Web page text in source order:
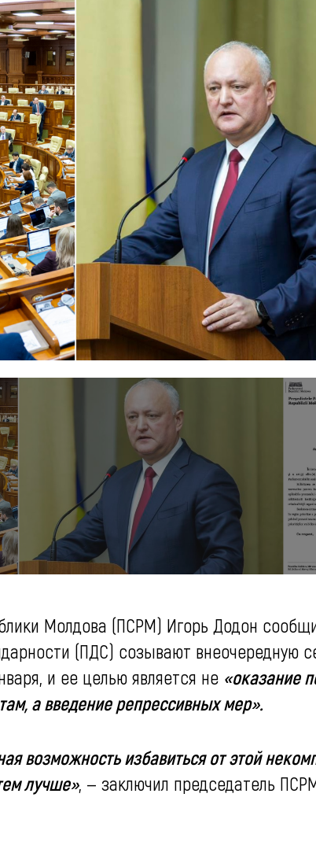
Молдова (ПСРМ) Игорь Додон
(ПДС) созывают внеочередную
и ее целью является не «оказание
а введение репрессивных мер».
возможность избавиться от этой
лучше», — заключил председатель